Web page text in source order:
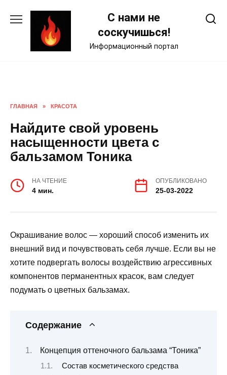
С нами не
соскучишься!
Информационный портал
ГЛАВНАЯ » КРАСОТА
Найдите свой уровень
насыщенности цвета с
бальзамом Тоника
НА ЧТЕНИЕ
4 мин.
ОПУБЛИКОВАНО
25-03-2022
Окрашивание волос — хороший способ изменить их
внешний вид и почувствовать себя лучше. Если вы не
хотите подвергать волосы воздействию агрессивных
компонентов перманентных красок, вам следует
подумать о цветных бальзамах.
Содержание
Концепция оттеночного бальзама “Тоника”
Состав косметического средства